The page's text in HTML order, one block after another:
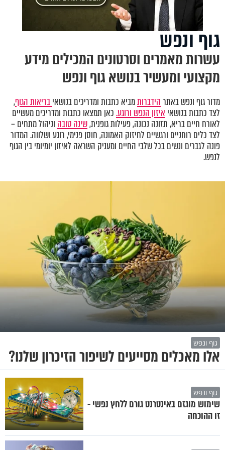
גוף ונפש
עשרות מאמרים וסרטונים המכילים מידע
מקצועי ומעשיר בנושא גוף ונפש
מדור גוף ונפש באתרהידברותמביא כתבות ומדריכים בנושאיבריאות הגוף,
לצד כתבות בנושאי איזון הנפש ורוגע.כאן תמצאו כתבות ומדריכים מעשיים
לאורח חיים בריא, תזונה נכונה, פעילות גופנית,שינה טובה וניהול מתחים –
לצד כלים רוחניים ורגשיים לחיזוק האמונה, חוסן פנימי, רוגע ושלווה. המדור
פונה לגברים ונשים בכל שלבי החיים ומעניק השראה לאיזון יומיומי בין הגוף
לנפש.
גוף ונפש
אלו מאכלים מסייעים לשיפור הזיכרון שלנו?
גוף ונפש
שימוש מוגזם באינטרנט גורם ללחץ נפשי -
זו ההוכחה